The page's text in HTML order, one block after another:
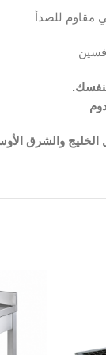
مقاوم للصدأ
الخليج والشرق